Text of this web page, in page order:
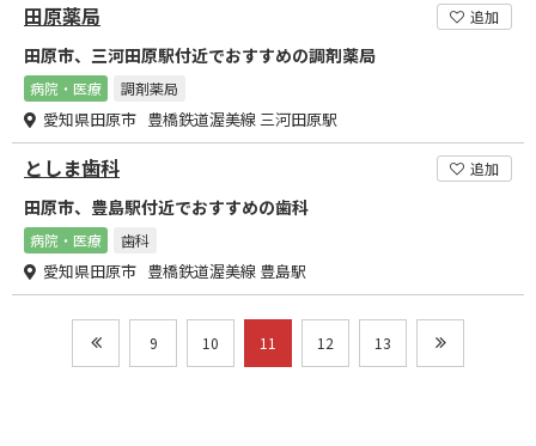
田原薬局 追加
田原市、三河田原駅付近でおすすめの調剤薬局
病院・医療 調剤薬局
愛知県田原市 豊橋鉄道渥美線 三河田原駅
としま歯科 追加
田原市、豊島駅付近でおすすめの歯科
病院・医療 歯科
愛知県田原市 豊橋鉄道渥美線 豊島駅
9 10 11 12 13